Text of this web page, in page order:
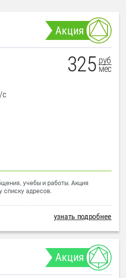
Акция
325 руб
мес
с
учебы и работы. Акция
списку адресов.
узнать подробнее
Акция